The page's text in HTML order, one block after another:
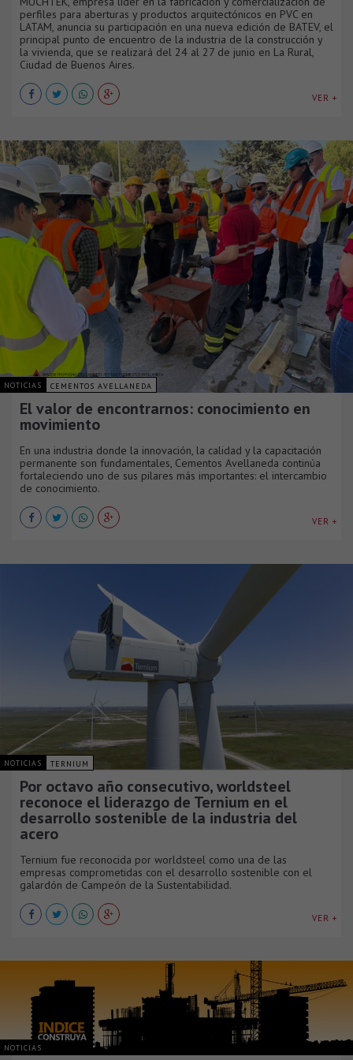
perfiles para aberturas y productos arquitectónicos en PVC en
LATAM, anuncia su participación en una nueva edición de BATEV, el
principal punto de encuentro de la industria de la construcción y
la vivienda, que se realizará del 24 al 27 de junio en La Rural,
Ciudad de Buenos Aires.
VER +
NOTICIAS CEMENTOS AVELLANEDA
El valor de encontrarnos: conocimiento en
movimiento
En una industria donde la innovación, la calidad y la capacitación
permanente son fundamentales, Cementos Avellaneda continúa
fortaleciendo uno de sus pilares más importantes: el intercambio
de conocimiento.
VER +
NOTICIAS TERNIUM
Por octavo año consecutivo, worldsteel
reconoce el liderazgo de Ternium en el
desarrollo sostenible de la industria del
acero
Ternium fue reconocida por worldsteel como una de las
empresas comprometidas con el desarrollo sostenible con el
galardón de Campeón de la Sustentabilidad.
VER +
NOTICIAS